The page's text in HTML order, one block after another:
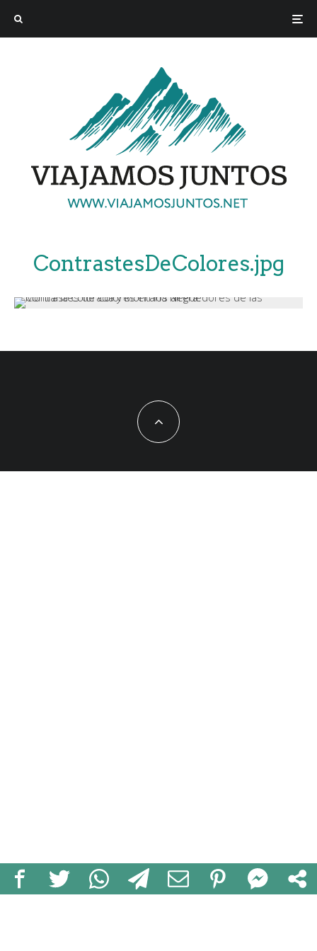
ContrastesDeColores.jpg